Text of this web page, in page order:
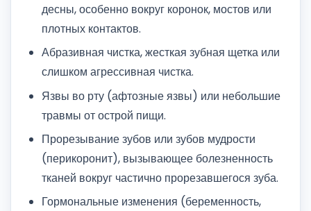
десны, особенно вокруг коронок, мостов или
плотных контактов.
Абразивная чистка, жесткая зубная щетка или
слишком агрессивная чистка.
Язвы во рту (афтозные язвы) или небольшие
травмы от острой пищи.
Прорезывание зубов или зубов мудрости
(перикоронит), вызывающее болезненность
тканей вокруг частично прорезавшегося зуба.
Гормональные изменения (беременность,